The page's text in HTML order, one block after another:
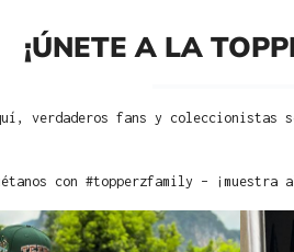
¡ÚNETE A LA
verdaderos fans y
con #topperzfamily –